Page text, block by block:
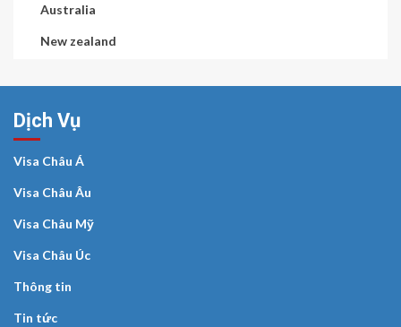
Australia
New zealand
Dịch Vụ
Visa Châu Á
Visa Châu Âu
Visa Châu Mỹ
Visa Châu Úc
Thông tin
Tin tức